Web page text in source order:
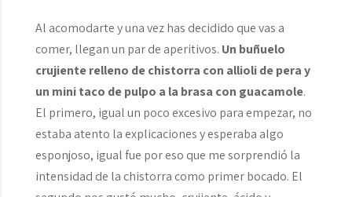
Al acomodarte y una vez has decidido que vas a
comer, llegan un par de aperitivos. Un buñuelo
crujiente relleno de chistorra con allioli de pera y
un mini taco de pulpo a la brasa con guacamole.
El primero, igual un poco excesivo para empezar, no
estaba atento la explicaciones y esperaba algo
esponjoso, igual fue por eso que me sorprendió la
intensidad de la chistorra como primer bocado. El